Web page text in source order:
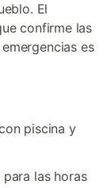
El
confirme las
es
piscina y
las horas